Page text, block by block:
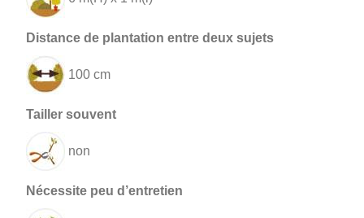
100 cm
non